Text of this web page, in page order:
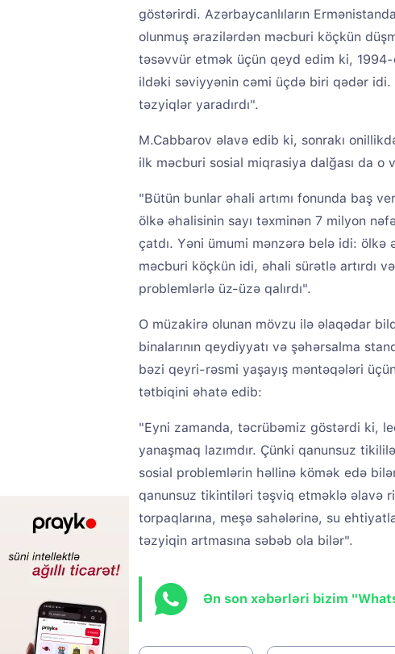
göstərirdi. Azərbaycanlıların
olunmuş ərazilərdən məcburi köçkün
təsəvvür etmək üçün qeyd edim ki,
ildəki səviyyənin cəmi üçdə biri qədər
təzyiqlər yaradırdı".
M.Cabbarov əlavə edib ki, sonrakı
ilk məcburi sosial miqrasiya dalğası da o
"Bütün bunlar əhali artımı fonunda baş
ölkə əhalisinin sayı təxminən 7 milyon
çatdı. Yəni ümumi mənzərə belə idi: ölkə
məcburi köçkün idi, əhali sürətlə artırdı
problemlərlə üz-üzə qalırdı".
O müzakirə olunan mövzu ilə əlaqədar
binalarının qeydiyyatı və şəhərsalma
bəzi qeyri-rəsmi yaşayış məntəqələri
tətbiqini əhatə edib:
"Eyni zamanda, təcrübəmiz göstərdi ki,
yanaşmaq lazımdır. Çünki qanunsuz
sosial problemlərin həllinə kömək edə
qanunsuz tikintiləri təşviq etməklə əlavə
torpaqlarına, meşə sahələrinə, su
təzyiqin artmasına səbəb ola bilər".
Ən son xəbərləri bizim